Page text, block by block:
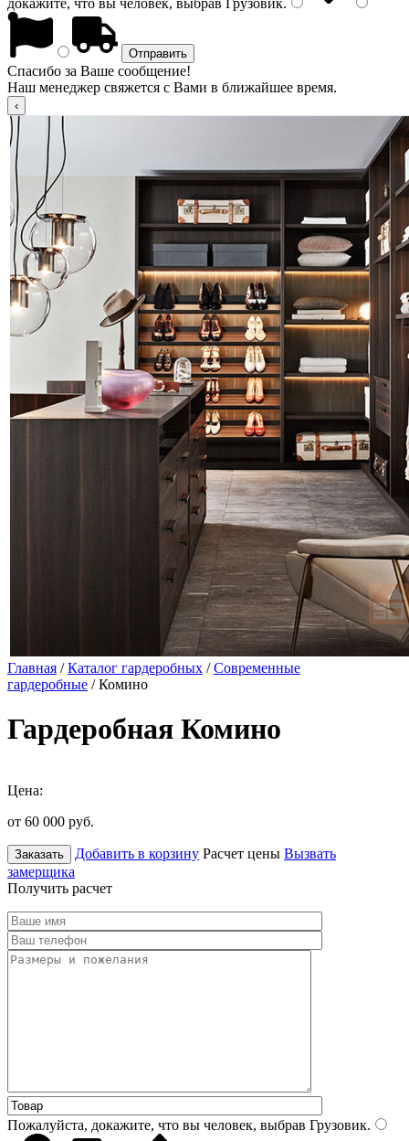
докажите, что вы человек, выбрав Грузовик.
Спасибо за Ваше сообщение!
Наш менеджер свяжется с Вами в ближайшее время.
Главная /Каталог гардеробных /Современные
гардеробные / Комино
Гардеробная Комино
Цена:
от 60 000 руб.
Заказать Добавить в корзину Расчет цены Вызвать
замерщика
Получить расчет
Пожалуйста, докажите, что вы человек, выбрав Грузовик.